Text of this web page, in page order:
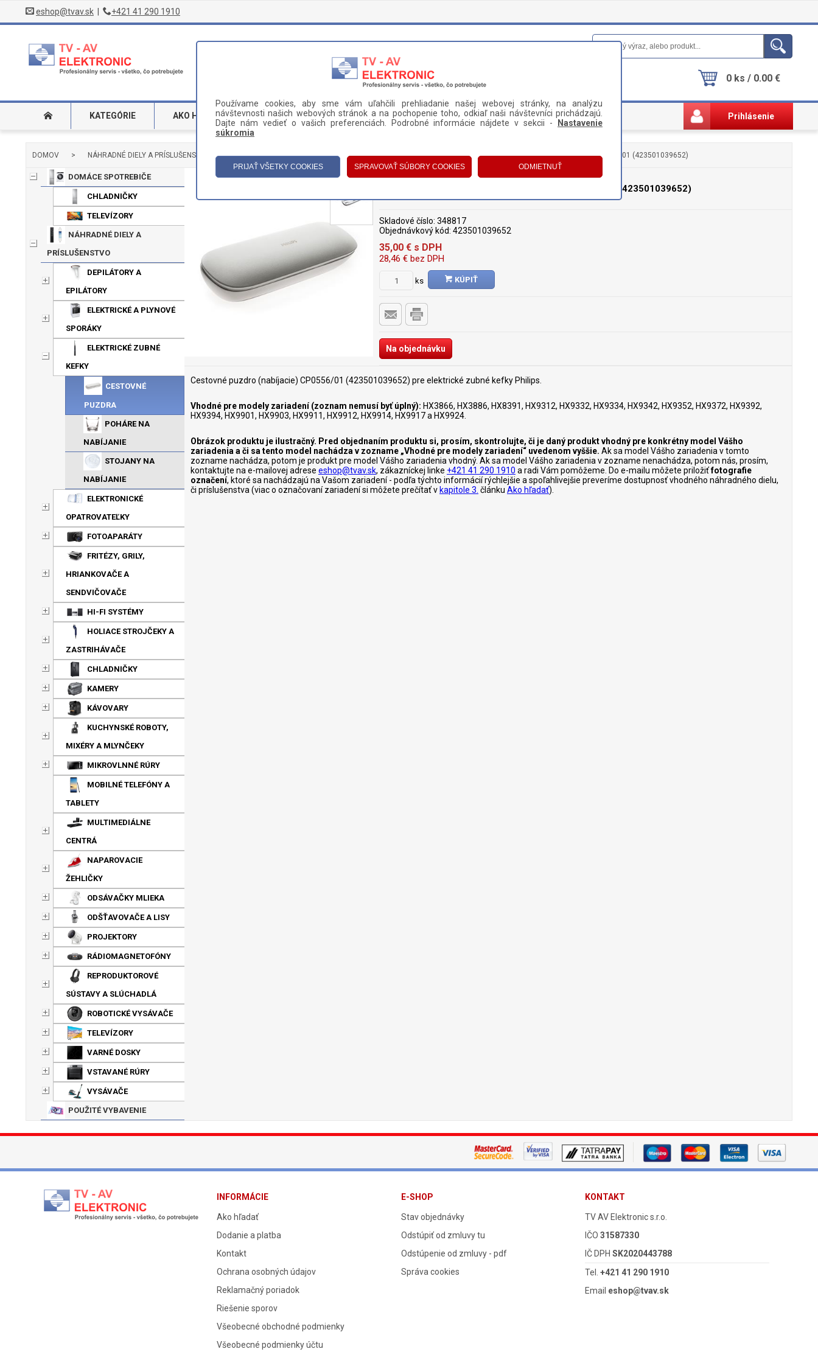
eshop@tvav.sk +421 41 290 1910
0 ks / 0.00 €
KATEGÓRIE AKO HĽADAŤ DODANIE A PLATBA KONTAKT Prihlásenie
DOMOV > NÁHRADNÉ DIELY A PRÍSLUŠENSTVO > ELEKTRICKÉ ZUBNÉ KEFKY CESTOVNÉ PUZDRA > CESTOVNÉ PUZDRO (NABÍJACIE) PHILIPS CP0556/01 (423501039652)
DOMÁCE SPOTREBIČE
CHLADNIČKY
TELEVÍZORY
NÁHRADNÉ DIELY A
PRÍSLUŠENSTVO
DEPILÁTORY A
EPILÁTORY
ELEKTRICKÉ A PLYNOVÉ
SPORÁKY
ELEKTRICKÉ ZUBNÉ
KEFKY
CESTOVNÉ
PUZDRA
POHÁRE NA
NABÍJANIE
STOJANY NA
NABÍJANIE
ELEKTRONICKÉ
OPATROVATEĽKY
FOTOAPARÁTY
FRITÉZY, GRILY,
HRIANKOVAČE A
SENDVIČOVAČE
HI-FI SYSTÉMY
HOLIACE STROJČEKY A
ZASTRIHÁVAČE
CHLADNIČKY
KAMERY
KÁVOVARY
KUCHYNSKÉ ROBOTY,
MIXÉRY A MLYNČEKY
MIKROVLNNÉ RÚRY
MOBILNÉ TELEFÓNY A
TABLETY
MULTIMEDIÁLNE
CENTRÁ
NAPAROVACIE
ŽEHLIČKY
ODSÁVAČKY MLIEKA
ODŠŤAVOVAČE A LISY
PROJEKTORY
RÁDIOMAGNETOFÓNY
REPRODUKTOROVÉ
SÚSTAVY A SLÚCHADLÁ
ROBOTICKÉ VYSÁVAČE
TELEVÍZORY
VARNÉ DOSKY
VSTAVANÉ RÚRY
VYSÁVAČE
POUŽITÉ VYBAVENIE
CESTOVNÉ PUZDRO (NABÍJACIE) PHILIPS CP0556/01 (423501039652)
Skladové číslo: 348817
Objednávkový kód: 423501039652
35,00 € s DPH
28,46 € bez DPH
ks KÚPIŤ
Na objednávku
Cestovné puzdro (nabíjacie) CP0556/01 (423501039652) pre elektrické zubné kefky Philips.
Vhodné pre modely zariadení (zoznam nemusí byť úplný): HX3866, HX3886, HX8391, HX9312, HX9332, HX9334, HX9342, HX9352, HX9372, HX9392,
HX9394, HX9901, HX9903, HX9911, HX9912, HX9914, HX9917 a HX9924.
Obrázok produktu je ilustračný. Pred objednaním produktu si, prosím, skontrolujte, či je daný produkt vhodný pre konkrétny model Vášho
zariadenia a či sa tento model nachádza v zozname „Vhodné pre modely zariadení“ uvedenom vyššie. Ak sa model Vášho zariadenia v tomto
zozname nachádza, potom je produkt pre model Vášho zariadenia vhodný. Ak sa model Vášho zariadenia v zozname nenachádza, potom nás, prosím,
kontaktujte na e-mailovej adrese eshop@tvav.sk, zákazníckej linke +421 41 290 1910 a radi Vám pomôžeme. Do e-mailu môžete priložiťfotografie
označení, ktoré sa nachádzajú na Vašom zariadení - podľa týchto informácií rýchlejšie a spoľahlivejšie preveríme dostupnosť vhodného náhradného dielu,
či príslušenstva (viac o označovaní zariadení si môžete prečítať v kapitole 3. článku Ako hľadať).
INFORMÁCIE
Ako hľadať
Dodanie a platba
Kontakt
Ochrana osobných údajov
Reklamačný poriadok
Riešenie sporov
Všeobecné obchodné podmienky
Všeobecné podmienky účtu
E-SHOP
Stav objednávky
Odstúpiť od zmluvy tu
Odstúpenie od zmluvy - pdf
Správa cookies
KONTAKT
TV AV Elektronic s.r.o.
IČO 31587330
IČ DPH SK2020443788
Tel. +421 41 290 1910
Email eshop@tvav.sk
Používame cookies, aby sme vám uľahčili prehliadanie našej webovej stránky, na analýzu
návštevnosti našich webových stránok a na pochopenie toho, odkiaľ naši návštevníci prichádzajú.
Dajte nám vedieť o vašich preferenciách. Podrobné informácie nájdete v sekcii -
Nastavenie
súkromia